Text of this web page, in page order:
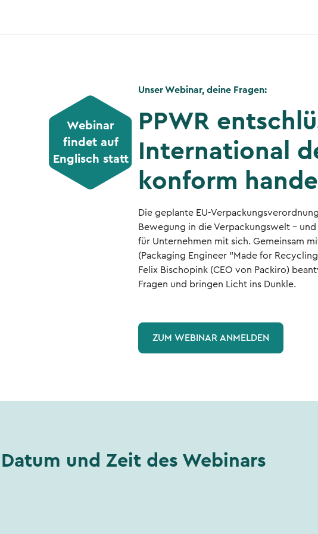
Webinar
findet auf
Englisch statt
Unser Webinar, deine Fragen:
PPWR
International
konform
Die geplante EU-
Bewegung in die Verpackungswelt – und
für Unternehmen mit sich. Gemeinsam
(Packaging Engineer "Made for
Felix Bischopink (CEO von Packiro)
Fragen und bringen Licht ins Dunkle.
ZUM WEBINAR ANMELDEN
Datum und Zeit des Webinars